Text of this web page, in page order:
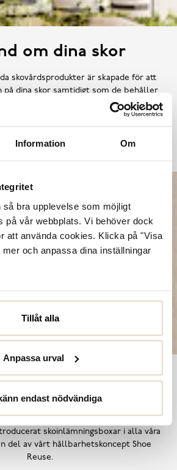
Information Om
så bra upplevelse som möjligt
på vår webbplats. Vi behöver dock
att använda cookies. Klicka på "Visa
och anpassa dina inställningar
Tillåt alla
Anpassa urval
endast nödvändiga
om dina skor
skovårdsprodukter är skapade för att
på dina skor samtidigt som de behåller
Från rengöring och återfuktning till
slitage – vi har allt kan tänkas behöva.
Köp skovård
Reuse
skor ska bli till avfall i ett för tidigt
till ett mer hållbart synsätt på skors
skoinlämningsboxar i alla våra
del av vårt hållbarhetskoncept Shoe
Reuse.